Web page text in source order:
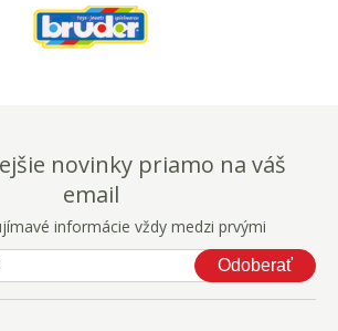
novinky priamo na váš
email
informácie vždy medzi prvými
Odoberať